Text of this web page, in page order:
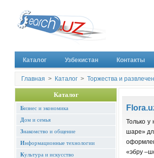
Каталог Узбекистан Контакты
Главная > Каталог > Торжества и
Каталог
Бизнес и экономика
Дом и семья
Знакомство и общение
Информационные технологии
Культура и искусство
Только у
шаре»
«эбру